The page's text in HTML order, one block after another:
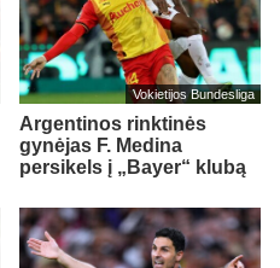
Vokietijos Bundesliga
Argentinos rinktinės
gynėjas F. Medina
persikels į „Bayer“ klubą